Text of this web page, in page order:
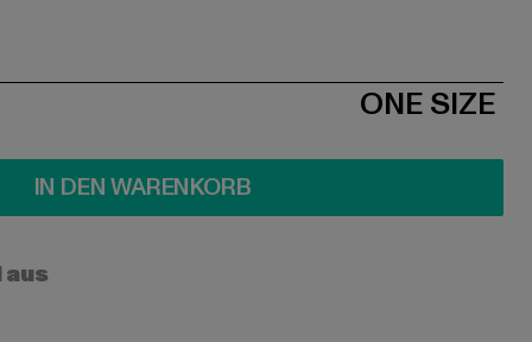
ONE SIZE
IN DEN WARENKORB